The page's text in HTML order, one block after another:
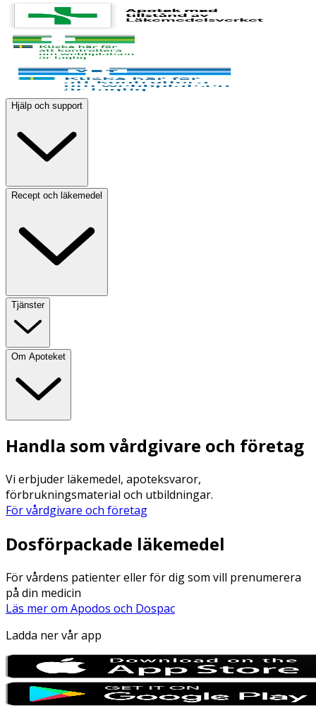
Hjälp och support
Recept och läkemedel
Tjänster
Om Apoteket
Handla som vårdgivare och företag
Vi erbjuder läkemedel, apoteksvaror,
förbrukningsmaterial och utbildningar.
För vårdgivare och företag
Dosförpackade läkemedel
För vårdens patienter eller för dig som vill prenumerera
på din medicin
Läs mer om Apodos och Dospac
Ladda ner vår app